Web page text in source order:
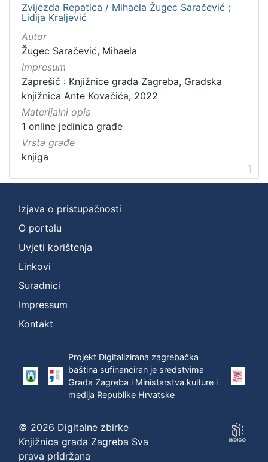
Zvijezda Repatica / Mihaela Žugec Saračević ;
Lidija Kraljević
Autor
Žugec Saračević, Mihaela
Impresum
Zaprešić : Knjižnice grada Zagreba, Gradska
knjižnica Ante Kovačića, 2022
Materijalni opis
1 online jedinica građe
Vrsta građe
knjiga
1
Izjava o pristupačnosti
O portalu
Uvjeti korištenja
Linkovi
Suradnici
Impressum
Kontakt
Projekt Digitalizirana zagrebačka
baština sufinanciran je sredstvima
Grada Zagreba i Ministarstva kulture i
medija Republike Hrvatske
© 2026 Digitalne zbirke
Knjižnica grada Zagreba Sva
prava pridržana